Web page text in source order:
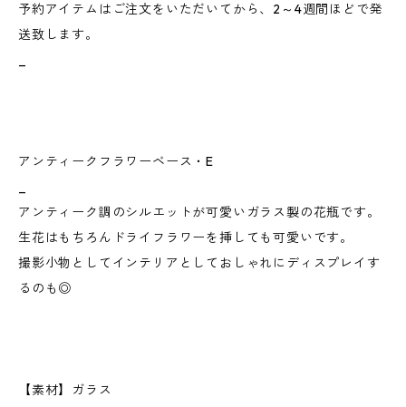
予約アイテムはご注文をいただいてから、2～4週間ほどで発
送致します。
アンティークフラワーベース・E
アンティーク調のシルエットが可愛いガラス製の花瓶です。
生花はもちろんドライフラワーを挿しても可愛いです。
撮影小物としてインテリアとしておしゃれにディスプレイす
るのも◎
【素材】ガラス